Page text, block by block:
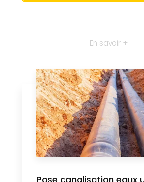
En savoir +
Pose canalisation eaux